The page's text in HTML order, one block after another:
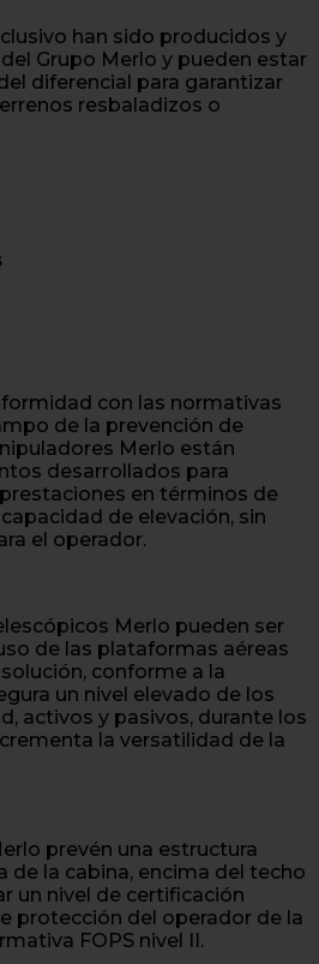
han sido producidos y
Grupo Merlo y pueden estar
diferencial para garantizar
resbaladizos o
con las normativas
de la prevención de
Merlo están
desarrollados para
en términos de
de elevación, sin
el operador.
Merlo pueden ser
de las plataformas aéreas
conforme a la
un nivel elevado de los
activos y pasivos, durante los
la versatilidad de la
prevén una estructura
de la cabina, encima del techo
un nivel de certificación
protección del operador de la
FOPS nivel II.